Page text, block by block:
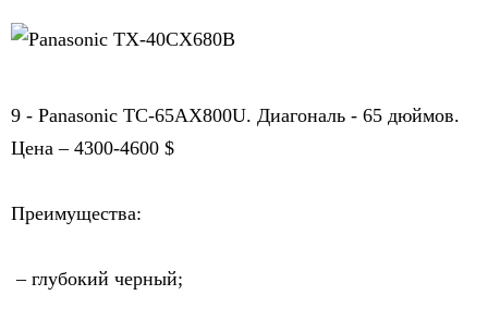
9 - Panasonic TC-65AX800U. Диагональ - 65 дюймов.
Цена – 4300-4600 $
Преимущества:
– глубокий черный;